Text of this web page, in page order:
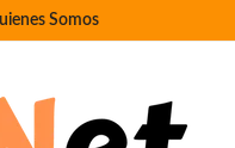
Somos